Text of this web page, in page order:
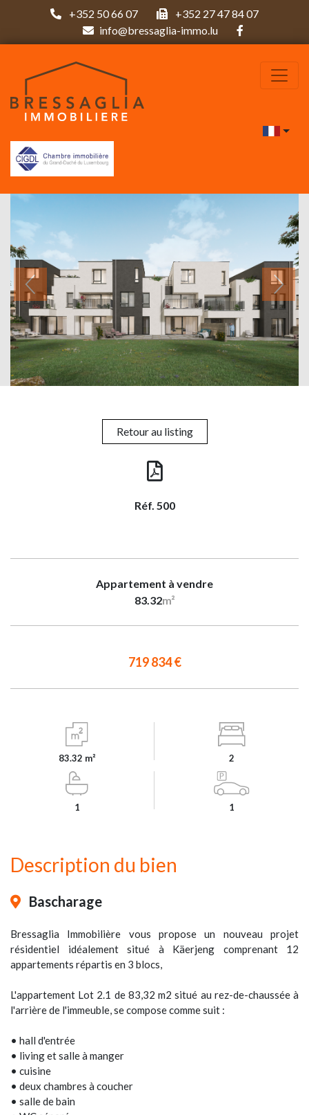
+352 50 66 07
+352 27 47 84 07
info@bressaglia-immo.lu
Retour au listing
Réf. 500
Appartement à vendre
83.32m²
719 834 €
83.32 m² 2
1 1
Description du bien
Bascharage
Bressaglia Immobilière vous propose un nouveau projet
résidentiel idéalement situé à Käerjeng comprenant 12
appartements répartis en 3 blocs,
L'appartement Lot 2.1 de 83,32 m2 situé au rez-de-chaussée à
l'arrière de l'immeuble, se compose comme suit :
• hall d'entrée
• living et salle à manger
• cuisine
• deux chambres à coucher
• salle de bain